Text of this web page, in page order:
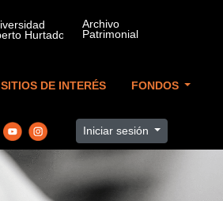
SITIOS DE INTERÉS FONDOS
Iniciar sesión